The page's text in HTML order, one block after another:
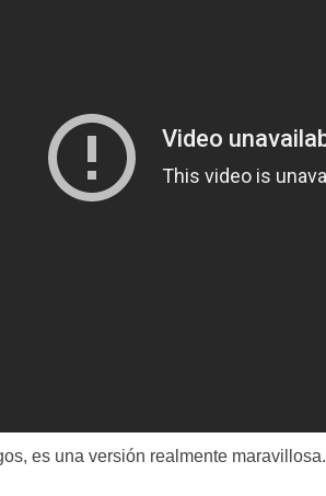
es una versión realmente maravillosa.